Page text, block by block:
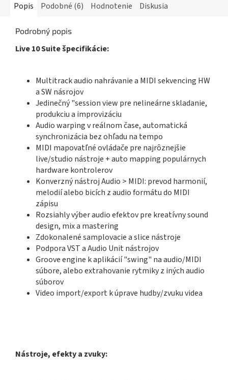
Popis Podobné (6) Hodnotenie Diskusia
Podrobný popis
Live 10 Suite špecifikácie:
Multitrack audio nahrávanie a MIDI sekvencing HW
a SW násrojov
Jedinečný "session view pre nelineárne skladanie,
produkciu a improvizáciu
Audio warping v reálnom čase, automatická
synchronizácia bez ohľadu na tempo
MIDI mapovatľné ovládače pre najrôznejšie
live/studio nástroje + auto mapping populárnych
hardware kontrolerov
Konverzný nástroj Audio > MIDI: prevod harmonií,
melodií alebo bicích z audio formátu do MIDI
zápisu
Rozsiahly výber audio efektov pre kreatívny sound
design, mix a mastering
Zdokonalené samplovacie a slice nástroje
Podpora VST a Audio Unit nástrojov
Groove engine k aplikácií "swing" na audio/MIDI
súbore, alebo extrahovanie rytmiky z iných audio
súborov
Video import/export k úprave hudby/zvuku videa
Nástroje, efekty a zvuky: